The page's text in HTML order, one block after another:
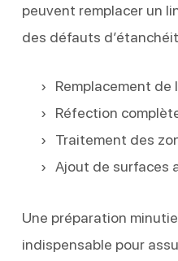
peuvent remplacer un
des défauts
Remplacement de
Réfection
Traitement des
Ajout de surfaces
Une préparation
indispensable pour